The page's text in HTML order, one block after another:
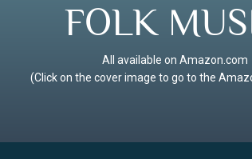
FOLK
All available on Amazon.com
(Click on the cover image to go to the